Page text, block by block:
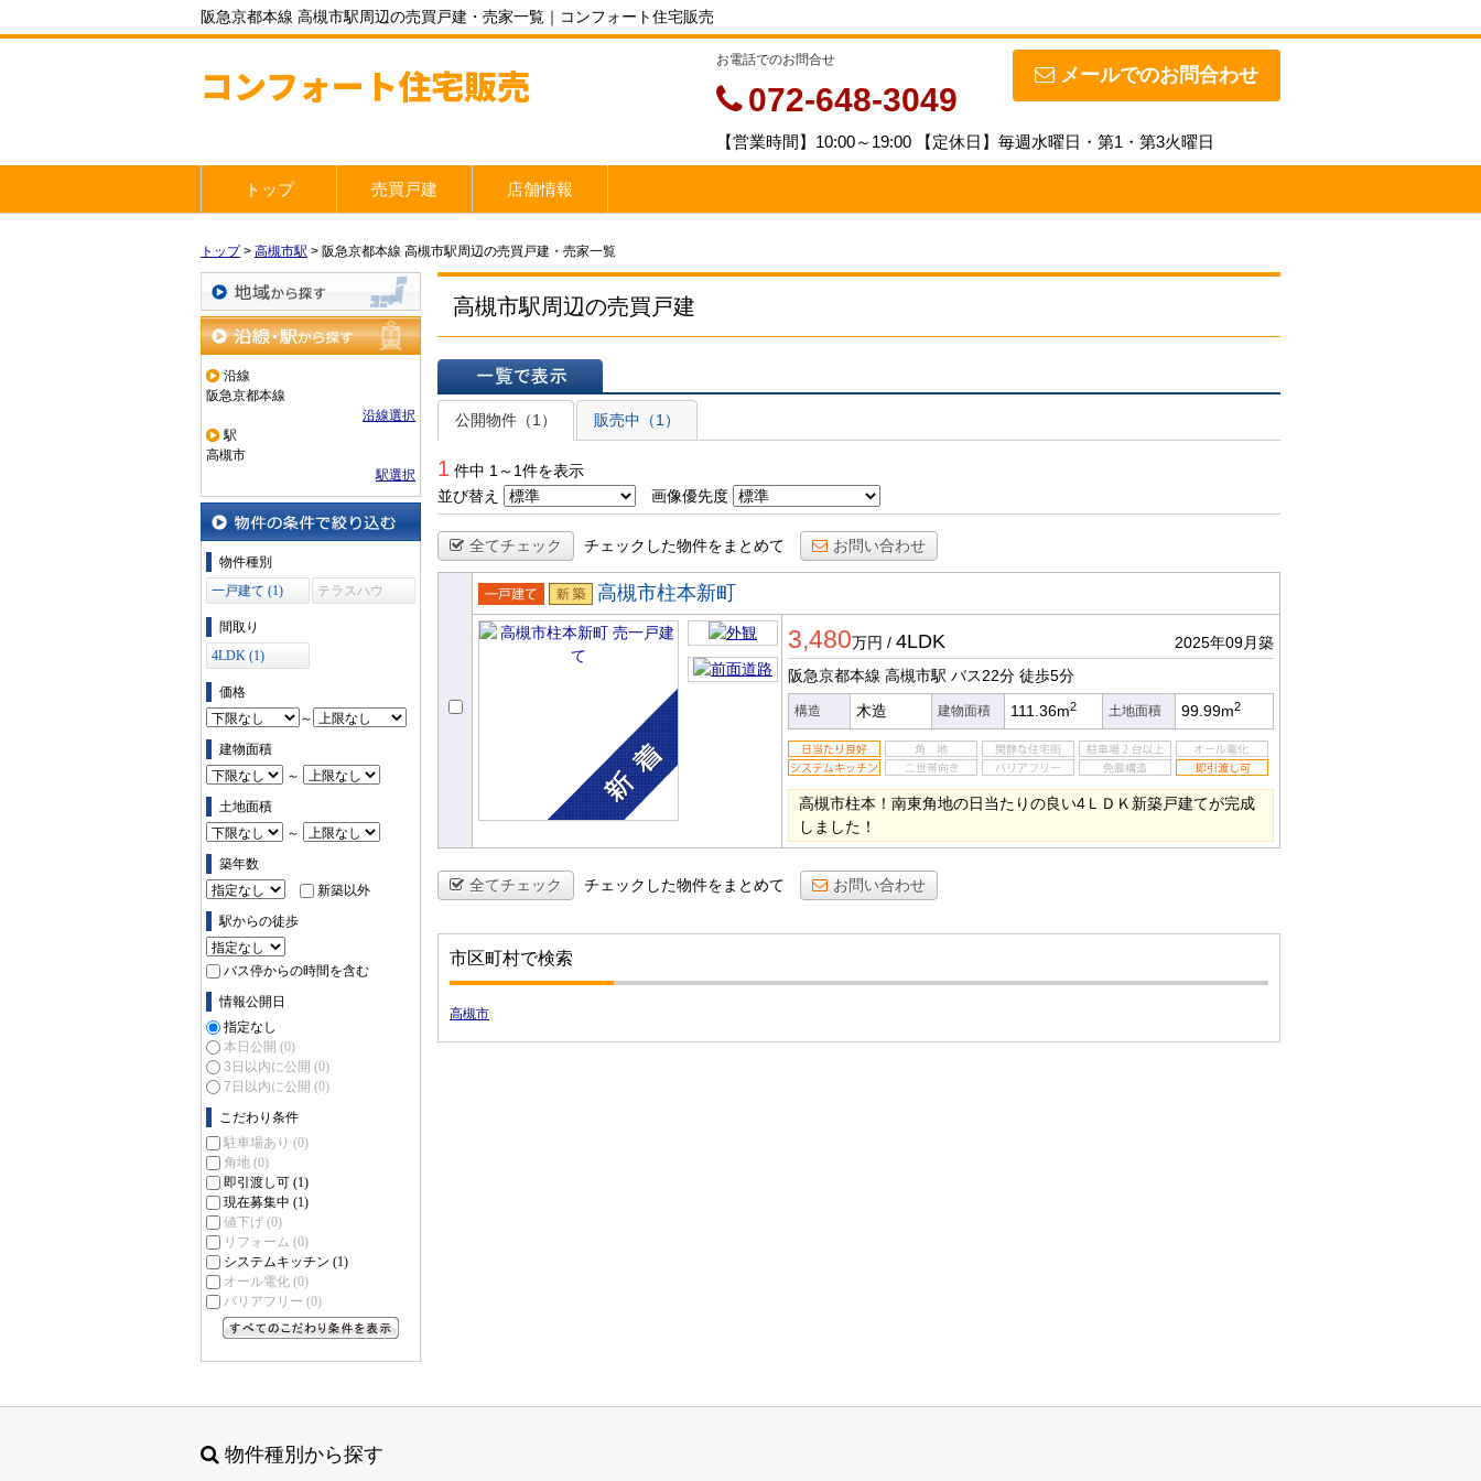
阪急京都本線 高槻市駅周辺の売買戸建・売家一覧｜コンフォート住宅販売
コンフォート住宅販売 メールでのお問合わせ
お電話でのお問合せ
072-648-3049
【営業時間】10:00～19:00 【定休日】毎週水曜日・第1・第3火曜日
トップ 売買戸建 店舗情報
トップ> 高槻市駅 > 阪急京都本線 高槻市駅周辺の売買戸建・売家一覧
地域から探す
沿線・駅から探す
沿線
阪急京都本線
沿線選択
駅
高槻市
駅選択
物件の条件で絞り込む
物件種別
一戸建て (1)
テラスハウ
間取り
4LDK (1)
価格
～
建物面積
～
土地面積
～
築年数
新築以外
駅からの徒歩
バス停からの時間を含む
情報公開日
指定なし
本日公開 (0)
3日以内に公開 (0)
7日以内に公開 (0)
こだわり条件
駐車場あり (0)
角地 (0)
即引渡し可 (1)
現在募集中 (1)
値下げ (0)
リフォーム (0)
システムキッチン (1)
オール電化 (0)
バリアフリー (0)
高槻市駅周辺の売買戸建
一覧で表示
公開物件（1）
販売中（1）
1 件中 1～1件を表示
並び替え
画像優先度
全てチェック チェックした物件をまとめて お問い合わせ
売一戸建
て
新築
高槻市柱本新町
3,480万円 / 4LDK
2025年09月築
阪急京都本線 高槻市駅 バス22分 徒歩5分
構造 木造 建物面積 111.36m2 土地面積 99.99m2
高槻市柱本！南東角地の日当たりの良い4ＬＤＫ新築戸建てが完成
しました！
全てチェック チェックした物件をまとめて お問い合わせ
市区町村で検索
高槻市
物件種別から探す